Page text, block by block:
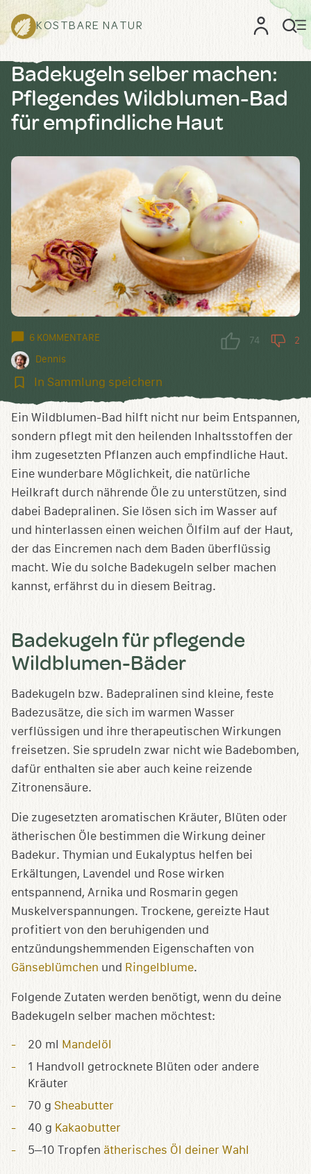
KOSTBARE NATUR
Badekugeln selber machen:
Pflegendes Wildblumen-Bad
für empfindliche Haut
6 KOMMENTARE
Dennis
74 2
In
speichern
In Sammlung speichern
Ein Wildblumen-Bad hilft nicht nur beim Entspannen,
sondern pflegt mit den heilenden Inhaltsstoffen der
ihm zugesetzten Pflanzen auch empfindliche Haut.
Eine wunderbare Möglichkeit, die natürliche
Heilkraft durch nährende Öle zu unterstützen, sind
dabei Badepralinen. Sie lösen sich im Wasser auf
und hinterlassen einen weichen Ölfilm auf der Haut,
der das Eincremen nach dem Baden überflüssig
macht. Wie du solche Badekugeln selber machen
kannst, erfährst du in diesem Beitrag.
Badekugeln für pflegende
Wildblumen-Bäder
Badekugeln bzw. Badepralinen sind kleine, feste
Badezusätze, die sich im warmen Wasser
verflüssigen und ihre therapeutischen Wirkungen
freisetzen. Sie sprudeln zwar nicht wie Badebomben,
dafür enthalten sie aber auch keine reizende
Zitronensäure.
Die zugesetzten aromatischen Kräuter, Blüten oder
ätherischen Öle bestimmen die Wirkung deiner
Badekur. Thymian und Eukalyptus helfen bei
Erkältungen, Lavendel und Rose wirken
entspannend, Arnika und Rosmarin gegen
Muskelverspannungen. Trockene, gereizte Haut
profitiert von den beruhigenden und
entzündungshemmenden Eigenschaften von
Gänseblümchen und Ringelblume.
Folgende Zutaten werden benötigt, wenn du deine
Badekugeln selber machen möchtest:
20 ml
Mandelöl
1 Handvoll getrocknete Blüten oder andere
Kräuter
70 g Sheabutter
40 g Kakaobutter
5–10 Tropfen ätherisches Öl deiner Wahl